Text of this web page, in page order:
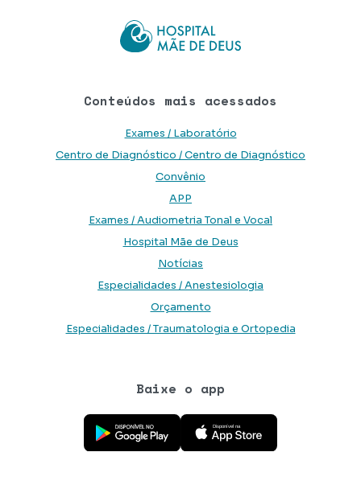
Conteúdos mais acessados
Exames / Laboratório
Centro de Diagnóstico / Centro de Diagnóstico
Convênio
APP
Exames / Audiometria Tonal e Vocal
Hospital Mãe de Deus
Notícias
Especialidades / Anestesiologia
Orçamento
Especialidades / Traumatologia e Ortopedia
Baixe o app
Baixe o aplicativo na Google Play Store
Baixe o aplicativo na App Store